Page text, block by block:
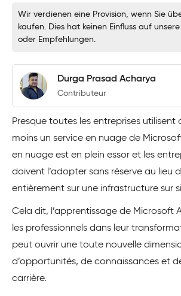
Wir verdienen eine Provision, wenn Sie
kaufen. Dies hat keinen Einfluss auf
oder Empfehlungen.
Durga Prasad Acharya
Contributeur
Presque toutes les entreprises utilisent
moins un service en nuage de
en nuage est en plein essor et les
doivent l’adopter sans réserve au lieu
entièrement sur une infrastructure sur
Cela dit, l’apprentissage de Microsoft
les professionnels dans leur
peut ouvrir une toute nouvelle
d’opportunités, de connaissances et
carrière.